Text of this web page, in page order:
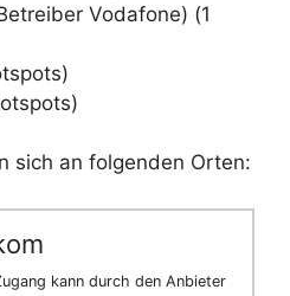
Vodafone) (1
sich an folgenden Orten:
kann durch den Anbieter